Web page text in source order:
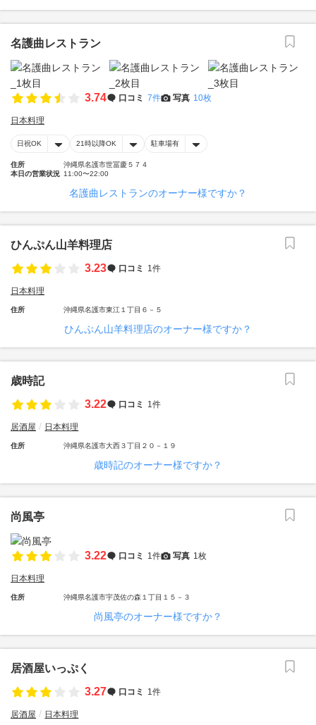
名護曲レストラン
3.74 口コミ 7件 写真 10枚
日本料理
日祝OK 21時以降OK 駐車場有
住所
沖縄県名護市世冨慶５７４
本日の営業状況 11:00〜22:00
名護曲レストランのオーナー様ですか？
ひんぷん山羊料理店
3.23
口コミ 1件
日本料理
住所 沖縄県名護市東江１丁目６－５
ひんぷん山羊料理店のオーナー様ですか？
歳時記
3.22
口コミ 1件
居酒屋 日本料理
住所 沖縄県名護市大西３丁目２０－１９
歳時記のオーナー様ですか？
尚風亭
3.22 口コミ 1件 写真 1枚
日本料理
住所 沖縄県名護市宇茂佐の森１丁目１５－３
尚風亭のオーナー様ですか？
居酒屋いっぷく
3.27
口コミ 1件
居酒屋 日本料理